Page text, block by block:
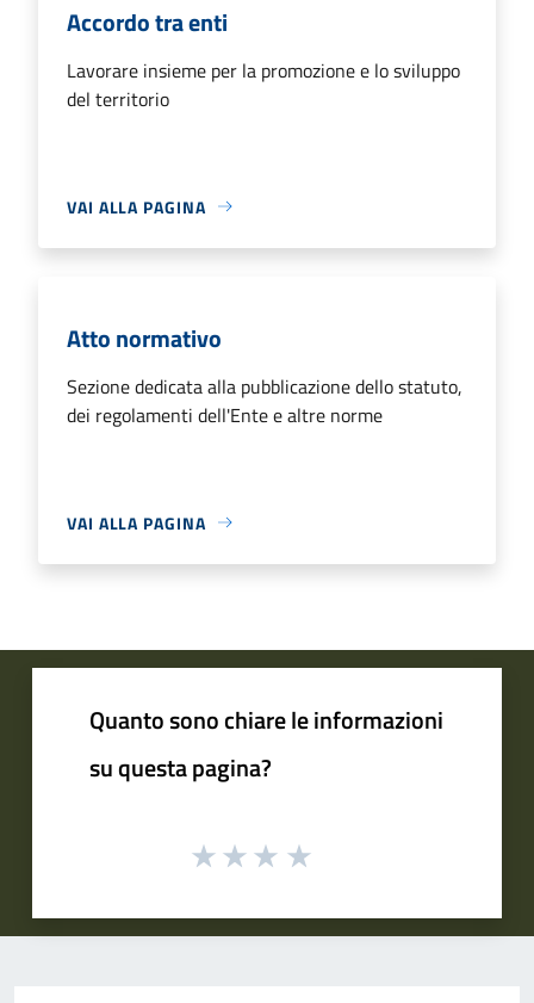
Accordo tra enti
Lavorare insieme per la promozione e lo sviluppo
del territorio
VAI ALLA PAGINA
Atto normativo
Sezione dedicata alla pubblicazione dello statuto,
dei regolamenti dell'Ente e altre norme
VAI ALLA PAGINA
Quanto sono chiare le informazioni
su questa pagina?